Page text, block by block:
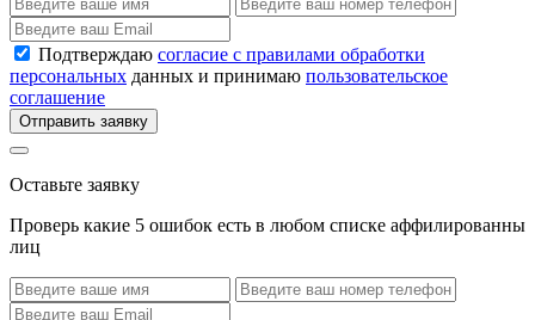
Подтверждаю согласие с правилами обработки
персональных данных и принимаю пользовательское
соглашение
Отправить заявку
Оставьте заявку
Проверь какие 5 ошибок есть в любом списке аффилированны
лиц